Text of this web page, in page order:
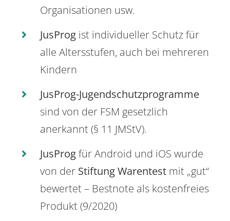
Organisationen usw.
JusProg ist individueller Schutz für
alle Altersstufen, auch bei mehreren
Kindern
JusProg-Jugendschutzprogramme
sind von der FSM gesetzlich
anerkannt (§ 11 JMStV).
JusProgfür Android und iOS wurde
von der Stiftung Warentest mit „gut“
bewertet – Bestnote als kostenfreies
Produkt (9/2020)